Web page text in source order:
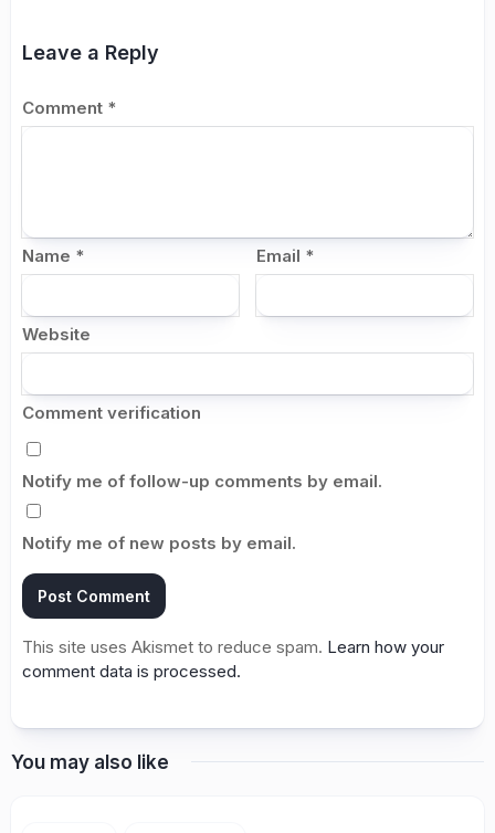
Leave a Reply
Comment *
Name * Email *
Website
Comment verification
Notify me of follow-up comments by email.
Notify me of new posts by email.
This site uses Akismet to reduce spam. Learn how your
comment data is processed.
You may also like